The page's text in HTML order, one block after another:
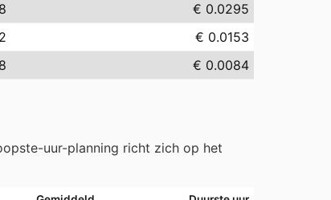
€ 0.0295
€ 0.0153
€ 0.0084
uur-planning richt zich op het